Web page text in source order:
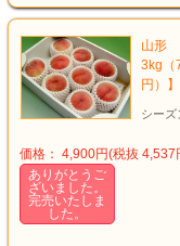
山形
3kg（
円）】
シーズ
価格： 4,900円(税抜 4,537
ありがとうご
ざいました。
完売いたしま
した。